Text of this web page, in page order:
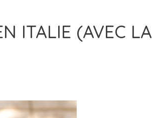
ITALIE (AVEC LA